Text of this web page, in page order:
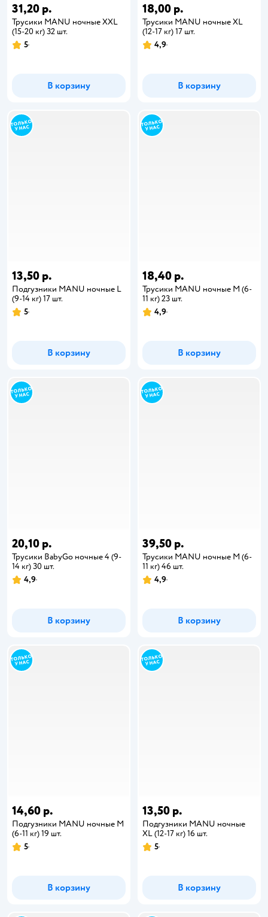
31,20 р.
Трусики MANU ночные XXL
(15-20 кг) 32 шт.
5
В корзину
18,00 р.
Трусики MANU ночные XL
(12-17 кг) 17 шт.
4,9
В корзину
13,50 р.
Подгузники MANU ночные L
(9-14 кг) 17 шт.
5
В корзину
18,40 р.
Трусики MANU ночные M (6-
11 кг) 23 шт.
4,9
В корзину
20,10 р.
Трусики BabyGo ночные 4 (9-
14 кг) 30 шт.
4,9
В корзину
39,50 р.
Трусики MANU ночные M (6-
11 кг) 46 шт.
4,9
В корзину
14,60 р.
Подгузники MANU ночные M
(6-11 кг) 19 шт.
5
В корзину
13,50 р.
Подгузники MANU ночные
XL (12-17 кг) 16 шт.
5
В корзину